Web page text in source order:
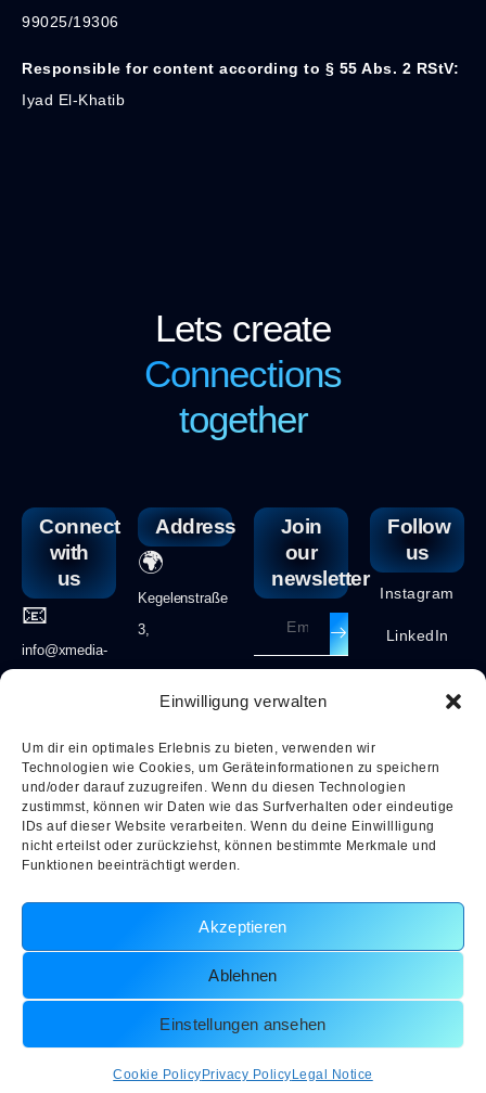
Einwilligung verwalten
Um dir ein optimales Erlebnis zu bieten, verwenden wir
Technologien wie Cookies, um Geräteinformationen zu speichern
und/oder darauf zuzugreifen. Wenn du diesen Technologien
zustimmst, können wir Daten wie das Surfverhalten oder eindeutige
IDs auf dieser Website verarbeiten. Wenn du deine Einwillligung
nicht erteilst oder zurückziehst, können bestimmte Merkmale und
Funktionen beeinträchtigt werden.
Akzeptieren
Ablehnen
Einstellungen ansehen
Cookie Policy Privacy Policy Legal Notice
99025/19306
Responsible for content according to § 55 Abs. 2 RStV:
Iyad El-Khatib
Lets create
Connections
together
Connect
with
us
📧
info@xmedia-
Address
🌍
Kegelenstraße
3,
70372
Deutschland
🕒Monday
→ Friday
Join
our
newsletter
Follow
us
Instagram
LinkedIn
Privacy Policy|Cookie Policy EU
Copyright © 2025 X Media